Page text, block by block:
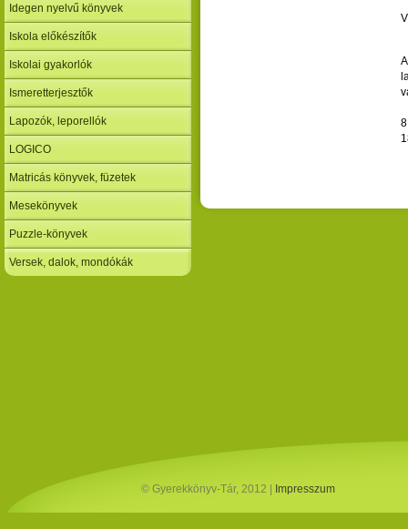
Idegen nyelvű könyvek
Iskola előkészítők
Iskolai gyakorlók
Ismeretterjesztők
Lapozók, leporellók
LOGICO
Matricás könyvek, füzetek
Mesekönyvek
Puzzle-könyvek
Versek, dalok, mondókák
© Gyerekkönyv-Tár, 2012 | Impresszum